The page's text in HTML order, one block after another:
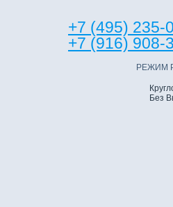
+7 (495) 235-
+7 (916) 908-
РЕЖИМ
Без